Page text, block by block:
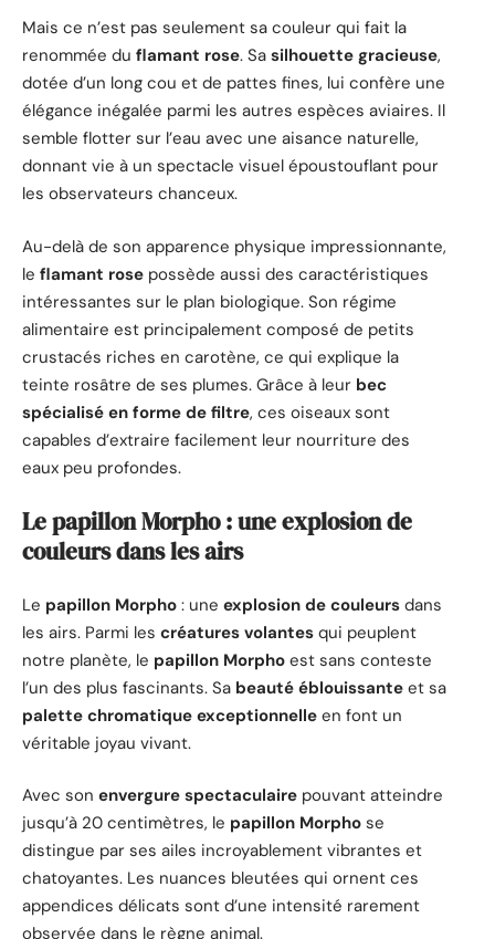
Mais ce n’est pas seulement sa couleur qui fait la
renommée du flamant rose. Sa silhouette gracieuse,
dotée d’un long cou et de pattes fines, lui confère une
élégance inégalée parmi les autres espèces aviaires. Il
semble flotter sur l’eau avec une aisance naturelle,
donnant vie à un spectacle visuel époustouflant pour
les observateurs chanceux.
Au-delà de son apparence physique impressionnante,
le flamant rose possède aussi des caractéristiques
intéressantes sur le plan biologique. Son régime
alimentaire est principalement composé de petits
crustacés riches en carotène, ce qui explique la
teinte rosâtre de ses plumes. Grâce à leur bec
spécialisé en forme de filtre, ces oiseaux sont
capables d’extraire facilement leur nourriture des
eaux peu profondes.
Le papillon Morpho : une explosion de
couleurs dans les airs
Le papillon Morpho : une explosion de couleurs dans
les airs. Parmi les créatures volantes qui peuplent
notre planète, le papillon Morpho est sans conteste
l’un des plus fascinants. Sa beauté éblouissante et sa
palette chromatique exceptionnelle en font un
véritable joyau vivant.
Avec son envergure spectaculaire pouvant atteindre
jusqu’à 20 centimètres, le papillon Morpho se
distingue par ses ailes incroyablement vibrantes et
chatoyantes. Les nuances bleutées qui ornent ces
appendices délicats sont d’une intensité rarement
observée dans le règne animal.